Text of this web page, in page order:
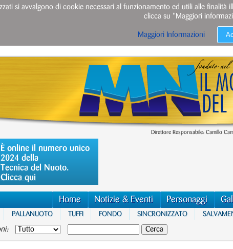
Direttore Responsabile: Camillo
È online il numero unico
2024 della
Tecnica del Nuoto.
Clicca qui
Home Notizie & Eventi Personaggi
PALLANUOTO TUFFI FONDO SINCRONIZZATO
si avvalgono di cookie necessari al funzionamento ed utili alle
clicca su "Maggiori
Maggiori Informazioni